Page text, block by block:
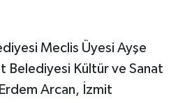
Meclis Üyesi Ayşe
Belediyesi Kültür ve Sanat
Arcan, İzmit